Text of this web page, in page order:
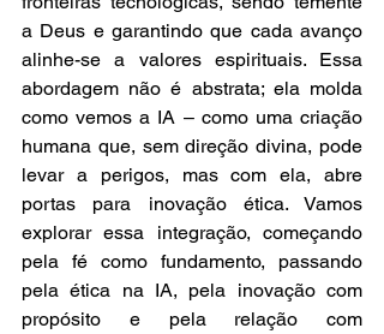
a Deus e garantindo que cada avanço
alinhe-se a valores espirituais. Essa
abordagem não é abstrata; ela molda
como vemos a IA – como uma criação
humana que, sem direção divina, pode
levar a perigos, mas com ela, abre
portas para inovação ética. Vamos
explorar essa integração, começando
pela fé como fundamento, passando
pela ética na IA, pela inovação com
propósito e pela relação com